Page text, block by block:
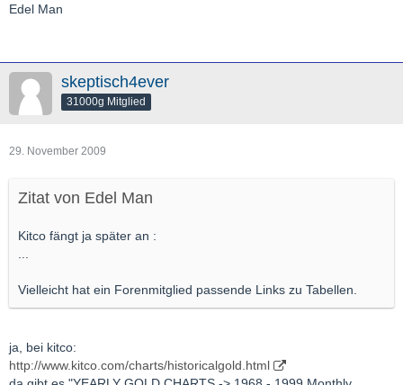
Edel Man
skeptisch4ever
31000g Mitglied
29. November 2009
Zitat von Edel Man
Kitco fängt ja später an :
Vielleicht hat ein Forenmitglied passende Links zu Tabellen.
ja, bei kitco:
http://www.kitco.com/charts/historicalgold.html